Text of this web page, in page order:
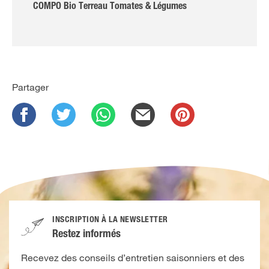
COMPO Bio Terreau Tomates & Légumes
Partager
INSCRIPTION À LA NEWSLETTER
Restez informés
Recevez des conseils d’entretien saisonniers et des